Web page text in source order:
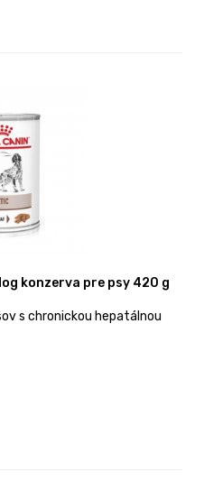
konzerva pre psy 420 g
s chronickou hepatálnou